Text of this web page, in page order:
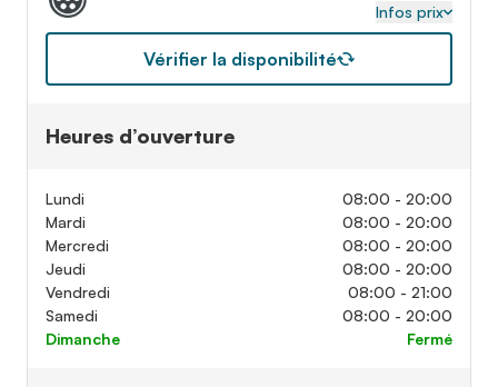
Infos prix
Vérifier la disponibilité
Heures d’ouverture
Lundi
08:00 - 20:00
Mardi
08:00 - 20:00
Mercredi
08:00 - 20:00
Jeudi
08:00 - 20:00
Vendredi
08:00 - 21:00
Samedi
08:00 - 20:00
Dimanche
Fermé